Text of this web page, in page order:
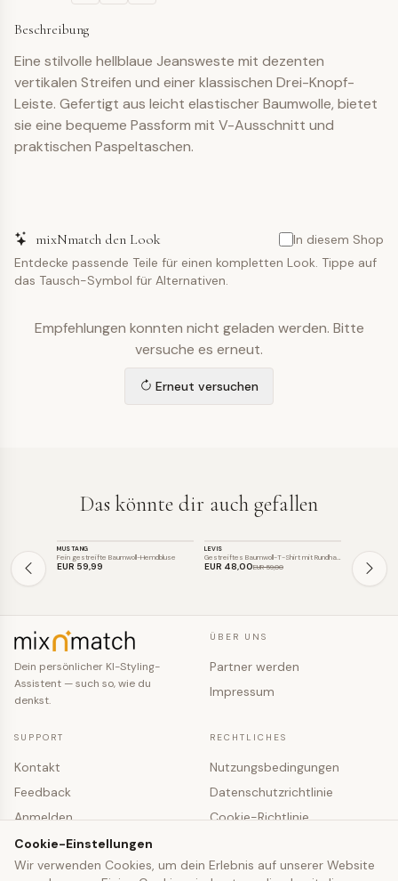
Beschreibung
Eine stilvolle hellblaue Jeansweste mit dezenten
vertikalen Streifen und einer klassischen Drei-Knopf-
Leiste. Gefertigt aus leicht elastischer Baumwolle, bietet
sie eine bequeme Passform mit V-Ausschnitt und
praktischen Paspeltaschen.
mixNmatch den Look
In diesem Shop
Entdecke passende Teile für einen kompletten Look. Tippe auf
das Tausch-Symbol für Alternativen.
Empfehlungen konnten nicht geladen werden. Bitte
versuche es erneut.
Erneut versuchen
Das könnte dir auch gefallen
MUSTANG
Fein gestreifte Baumwoll-Hemdbluse
EUR 59,99
SALE
LEVIS
Gestreiftes Baumwoll-T-Shirt mit Rundha…
EUR 48,00EUR 59,00
SALE
EUR 43
Dein persönlicher KI-Styling-
Assistent — such so, wie du
denkst.
ÜBER UNS
Partner werden
Impressum
SUPPORT
Kontakt
Feedback
Anmelden
Registrieren
RECHTLICHES
Nutzungsbedingungen
Datenschutzrichtlinie
Cookie-Richtlinie
Cookie-Einstellungen
Wir verwenden Cookies, um dein Erlebnis auf unserer Website